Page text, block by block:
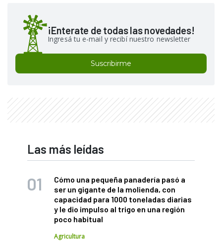
¡Enterate de todas las novedades!
Ingresá tu e-mail y recibí nuestro newsletter
Suscribirme
Las más leídas
Cómo una pequeña panadería pasó a
ser un gigante de la molienda, con
capacidad para 1000 toneladas diarias
y le dio impulso al trigo en una región
poco habitual
Agricultura